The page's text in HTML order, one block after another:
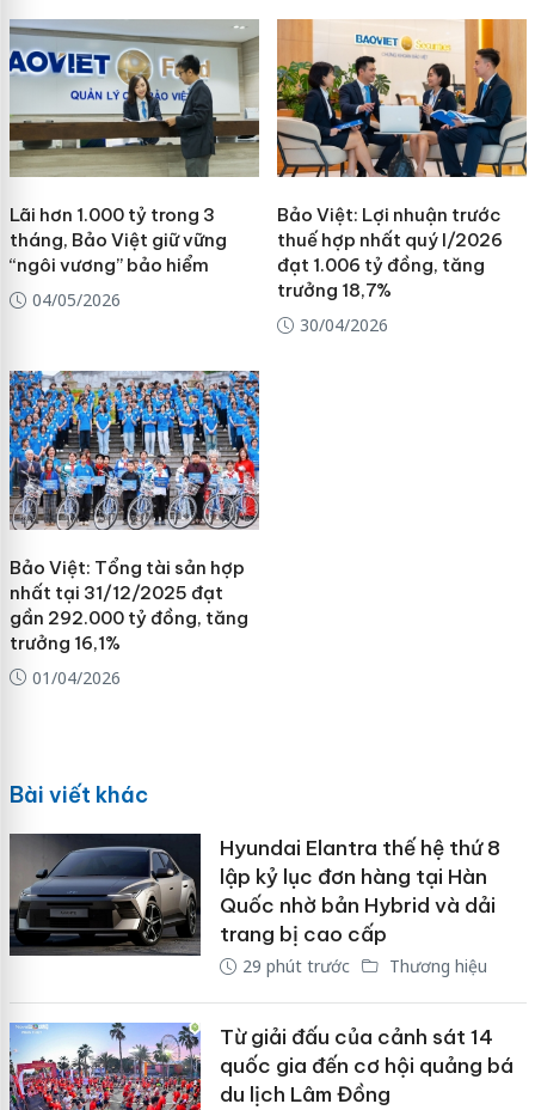
Lãi hơn 1.000 tỷ trong 3
tháng, Bảo Việt giữ vững
“ngôi vương” bảo hiểm
04/05/2026
Bảo Việt: Lợi nhuận trước
thuế hợp nhất quý I/2026
đạt 1.006 tỷ đồng, tăng
trưởng 18,7%
30/04/2026
Bảo Việt: Tổng tài sản hợp
nhất tại 31/12/2025 đạt
gần 292.000 tỷ đồng, tăng
trưởng 16,1%
01/04/2026
Bài viết khác
Hyundai Elantra thế hệ thứ 8
lập kỷ lục đơn hàng tại Hàn
Quốc nhờ bản Hybrid và dải
trang bị cao cấp
29 phút trước Thương hiệu
Từ giải đấu của cảnh sát 14
quốc gia đến cơ hội quảng bá
du lịch Lâm Đồng